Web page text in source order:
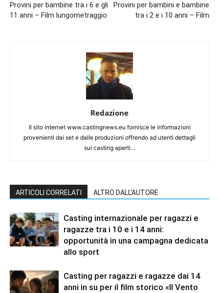
Provini per bambine tra i 6 e gli
11 anni – Film lungometraggio
Provini per bambini e bambine
tra i 2 e i 10 anni – Film
Redazione
Il sito internet www.castingnews.eu fornisce le informazioni
provenienti dai set e dalle produzioni offrendo ad utenti dettagli
sui casting aperti…
ARTICOLI CORRELATI ALTRO DALL'AUTORE
Casting internazionale per ragazzi e
ragazze tra i 10 e i 14 anni:
opportunità in una campagna dedicata
allo sport
Casting per ragazzi e ragazze dai 14
anni in su per il film storico «Il Vento